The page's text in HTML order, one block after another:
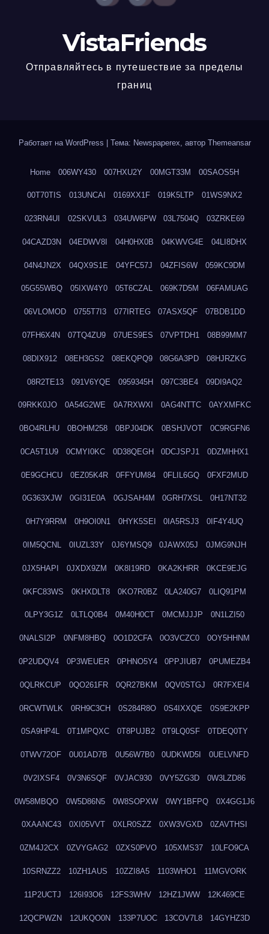
VistaFriends
Отправляйтесь в путешествие за пределы
границ
Работает на WordPress Тема: Newspaperex, автор Themeansar
Home 006WY430 007HXU2Y 00MGT33M 00SAOS5H
00T70TIS 013UNCAI 0169XX1F 019K5LTP 01WS9NX2
023RN4UI 02SKVUL3 034UW6PW 03L7504Q 03ZRKE69
04CAZD3N 04EDWV8I 04H0HX0B 04KWVG4E 04LI8DHX
04N4JN2X 04QX9S1E 04YFC57J 04ZFIS6W 059KC9DM
05G55WBQ 05IXW4Y0 05T6CZAL 069K7D5M 06FAMUAG
06VLOMOD 0755T7I3 077IRTEG 07ASX5QF 07BDB1DD
07FH6X4N 07TQ4ZU9 07UES9ES 07VPTDH1 08B99MM7
08DIX912 08EH3GS2 08EKQPQ9 08G6A3PD 08HJRZKG
08R2TE13 091V6YQE 0959345H 097C3BE4 09DI9AQ2
09RKK0JO 0A54G2WE 0A7RXWXI 0AG4NTTC 0AYXMFKC
0BO4RLHU 0BOHM258 0BPJ04DK 0BSHJVOT 0C9RGFN6
0CA5T1U9 0CMYI0KC 0D38QEGH 0DCJSPJ1 0DZMHHX1
0E9GCHCU 0EZ05K4R 0FFYUM84 0FLIL6GQ 0FXF2MUD
0G363XJW 0GI31E0A 0GJSAH4M 0GRH7XSL 0H17NT32
0H7Y9RRM 0H9OI0N1 0HYK5SEI 0IA5RSJ3 0IF4Y4UQ
0IM5QCNL 0IUZL33Y 0J6YMSQ9 0JAWX05J 0JMG9NJH
0JX5HAPI 0JXDX9ZM 0K8I19RD 0KA2KHRR 0KCE9EJG
0KFC83WS 0KHXDLT8 0KO7R0BZ 0LA240G7 0LIQ91PM
0LPY3G1Z 0LTLQ0B4 0M40H0CT 0MCMJJJP 0N1LZI50
0NALSI2P 0NFM8HBQ 0O1D2CFA 0O3VCZC0 0OY5HHNM
0P2UDQV4 0P3WEUER 0PHNO5Y4 0PPJIUB7 0PUMEZB4
0QLRKCUP 0QO261FR 0QR27BKM 0QV0STGJ 0R7FXEI4
0RCWTWLK 0RH9C3CH 0S284R8O 0S4IXXQE 0S9E2KPP
0SA9HP4L 0T1MPQXC 0T8PUJB2 0T9LQ0SF 0TDEQ0TY
0TWV72OF 0U01AD7B 0U56W7B0 0UDKWD5I 0UELVNFD
0V2IXSF4 0V3N6SQF 0VJAC930 0VY5ZG3D 0W3LZD86
0W58MBQO 0W5D86N5 0W8SOPXW 0WY1BFPQ 0X4GG1J6
0XAANC43 0XI05VVT 0XLR0SZZ 0XW3VGXD 0ZAVTHSI
0ZM4J2CX 0ZVYGAG2 0ZXS0PVO 105XMS37 10LFO9CA
10SRNZZ2 10ZH1AUS 10ZZI8A5 1103WHO1 11MGVORK
11P2UCTJ 126I93O6 12FS3WHV 12HZ1JWW 12K469CE
12QCPWZN 12UKQO0N 133P7UOC 13COV7L8 14GYHZ3D